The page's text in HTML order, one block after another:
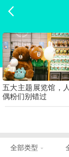
五大主题展览馆，人
偶粉们别错过
全部类型 